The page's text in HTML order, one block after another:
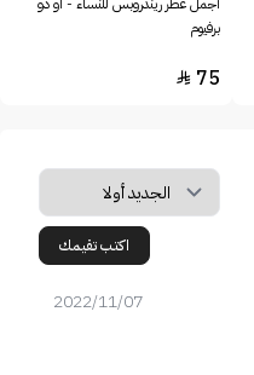
برفيوم
75

اكتب تقيمك
2022/11/07